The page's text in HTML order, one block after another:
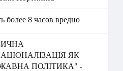
более 8 часов вредно
ЯК
ПОЛІТИКА" -